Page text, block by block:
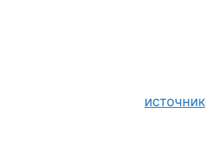
источник